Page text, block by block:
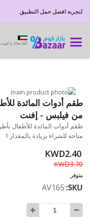
لتجربة افضل حمل التطبيق
كلنا معاك يا كويت
انتقل
إلى
النهاية
معرض
الصور
تخطي
إلى
بداية
معرض
الصور
من فيلبس - إفنت
متاحة للشراء بزيادة بالمقدار 1
KWD2.40
KWD3.70
متوفر
SKU
AV165